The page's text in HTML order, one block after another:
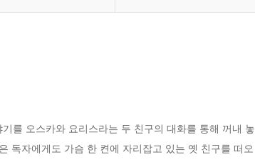
를 오스카와 요리스라는 두 친구의 대화를 통해 꺼내 놓
독자에게도 가슴 한 켠에 자리잡고 있는 옛 친구를 떠오